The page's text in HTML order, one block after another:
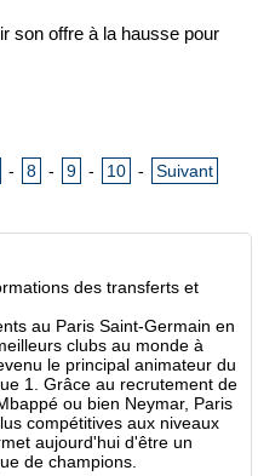
son offre à la hausse pour
- 8 - 9 - 10 - Suivant
des transferts et
au Paris Saint-Germain en
clubs au monde à
le principal animateur du
1. Grâce au recrutement de
ou bien Neymar, Paris
compétitives aux niveaux
aujourd'hui d'être un
de champions.